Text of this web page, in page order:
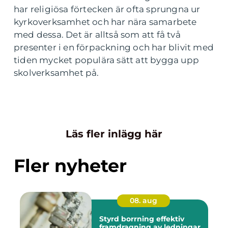
har religiösa förtecken är ofta sprungna ur
kyrkoverksamhet och har nära samarbete
med dessa. Det är alltså som att få två
presenter i en förpackning och har blivit med
tiden mycket populära sätt att bygga upp
skolverksamhet på.
Läs fler inlägg här
Fler nyheter
08. aug
Styrd borrning effektiv